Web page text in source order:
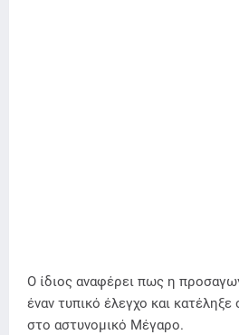
Ο ίδιος αναφέρει πως η
έναν τυπικό έλεγχο και
στο αστυνομικό Μέγαρο.